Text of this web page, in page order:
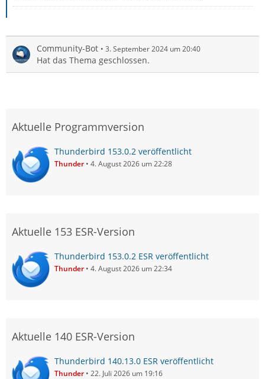
Community-Bot 3. September 2024 um 20:40
Hat das Thema geschlossen.
Aktuelle Programmversion
Thunderbird 153.0.2 veröffentlicht
Thunder 4. August 2026 um 22:28
Aktuelle 153 ESR-Version
Thunderbird 153.0.2 ESR veröffentlicht
Thunder 4. August 2026 um 22:34
Aktuelle 140 ESR-Version
Thunderbird 140.13.0 ESR veröffentlicht
Thunder 22. Juli 2026 um 19:16